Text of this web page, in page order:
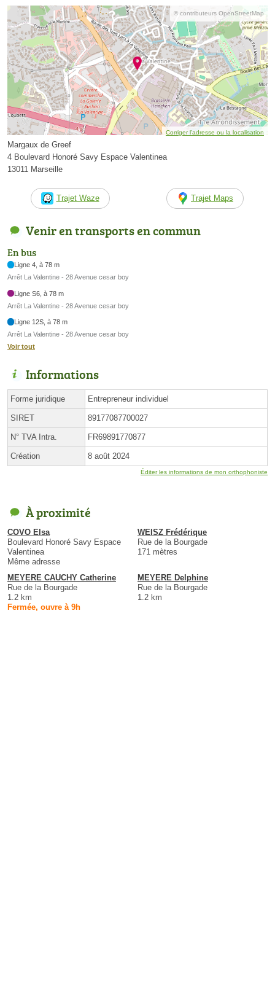
© contributeurs OpenStreetMap
Corriger l’adresse ou la localisation
Margaux de Greef
4 Boulevard Honoré Savy Espace Valentinea
13011 Marseille
Trajet Waze Trajet Maps
Venir en transports en commun
En bus
Ligne 4, à 78 m
Arrêt La Valentine - 28 Avenue cesar boy
Ligne S6, à 78 m
Arrêt La Valentine - 28 Avenue cesar boy
Ligne 12S, à 78 m
Arrêt La Valentine - 28 Avenue cesar boy
Voir tout
Informations
Forme juridique Entrepreneur individuel
SIRET 89177087700027
N° TVA Intra. FR69891770877
Création 8 août 2024
Éditer les informations de mon orthophoniste
À proximité
COVO Elsa
Boulevard Honoré Savy Espace
Valentinea
Même adresse
WEISZ Frédérique
Rue de la Bourgade
171 mètres
MEYERE CAUCHY Catherine
Rue de la Bourgade
1.2 km
Fermée, ouvre à 9h
MEYERE Delphine
Rue de la Bourgade
1.2 km